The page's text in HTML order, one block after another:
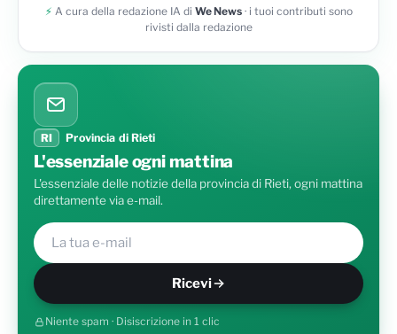
⚡ A cura della redazione IA di We News· i tuoi contributi sono
rivisti dalla redazione
RI Provincia di Rieti
L'essenziale ogni mattina
L'essenziale delle notizie della provincia di Rieti, ogni mattina
direttamente via e-mail.
Ricevi
Niente spam · Disiscrizione in 1 clic